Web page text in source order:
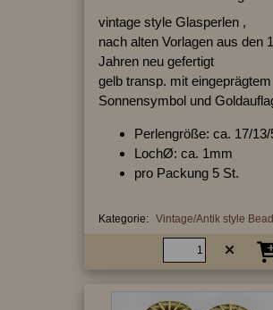
vintage style Glasperlen ,
nach alten Vorlagen aus den
Jahren neu gefertigt
gelb transp. mit eingeprägtem
Sonnensymbol und
Perlengröße: ca. 17/
LochØ: ca. 1mm
pro Packung 5 St.
Kategorie: Vintage/Antik style